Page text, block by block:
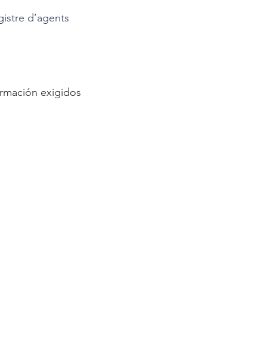
d’agents
exigidos